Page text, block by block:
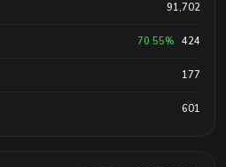
91,702
70.55% 424
177
601